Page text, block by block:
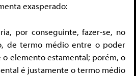
exasperado:
por conseguinte, fazer-se, no
de termo médio entre o poder
o elemento estamental; porém, o
é justamente o termo médio